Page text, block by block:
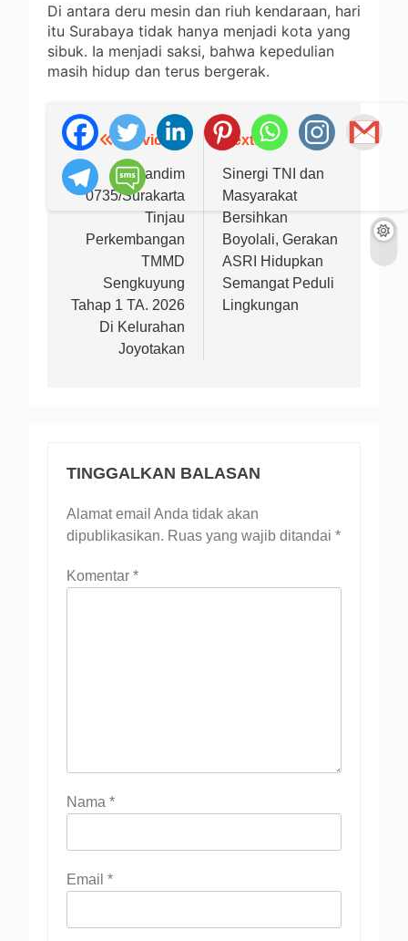
Di antara deru mesin dan riuh kendaraan, hari
itu Surabaya tidak hanya menjadi kota yang
sibuk. Ia menjadi saksi, bahwa kepedulian
masih hidup dan terus bergerak.
Navigasi
pos
Previous:
Dandim
0735/Surakarta
Tinjau
Perkembangan
TMMD
Sengkuyung
Tahap 1 TA. 2026
Di Kelurahan
Joyotakan
Next:
Sinergi TNI dan
Masyarakat
Bersihkan
Boyolali, Gerakan
ASRI Hidupkan
Semangat Peduli
Lingkungan
TINGGALKAN BALASAN
Alamat email Anda tidak akan
dipublikasikan. Ruas yang wajib ditandai *
Komentar *
Nama *
Email *